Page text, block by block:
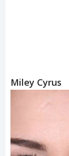
Miley Cyrus